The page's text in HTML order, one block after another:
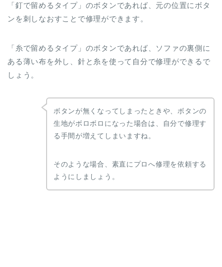
「釘で留めるタイプ」のボタンであれば、元の位置にボタ
ンを刺しなおすことで修理ができます。
「糸で留めるタイプ」のボタンであれば、ソファの裏側に
ある薄い布を外し、針と糸を使って自分で修理ができるで
しょう。
ボタンが無くなってしまったときや、ボタンの
生地がボロボロになった場合は、自分で修理す
る手間が増えてしまいますね。
そのような場合、素直にプロへ修理を依頼する
ようにしましょう。